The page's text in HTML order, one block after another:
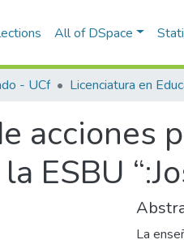
All of DSpace
- UCf
acciones
ESBU
La